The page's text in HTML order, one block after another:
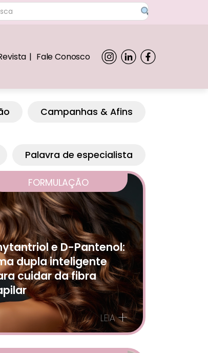
Fale Conosco
Campanhas & Afins
Palavra de especialista
FORMULAÇÃO
e D-Pantenol:
dupla inteligente
cuidar da fibra
LEIA +